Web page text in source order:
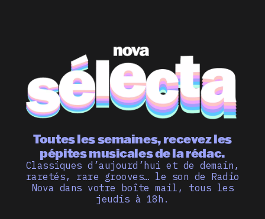
Toutes les semaines, recevez les
pépites musicales de la rédac.
Classiques d’aujourd’hui et de demain,
raretés, rare grooves… le son de Radio
Nova dans votre boîte mail, tous les
jeudis à 18h.